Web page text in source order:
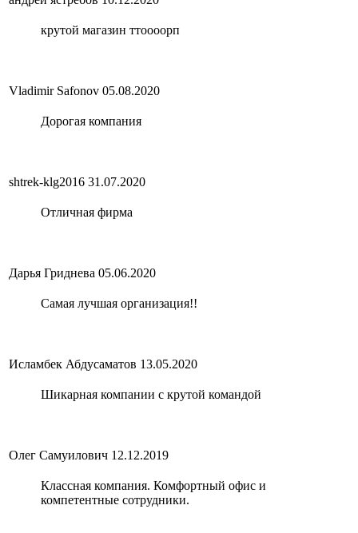
крутой магазин ттоооорп
Vladimir Safonov 05.08.2020
Дорогая компания
shtrek-klg2016 31.07.2020
Отличная фирма
Дарья Гриднева 05.06.2020
Самая лучшая организация!!
Исламбек Абдусаматов 13.05.2020
Шикарная компании с крутой командой
Олег Самуилович 12.12.2019
Классная компания. Комфортный офис и
компетентные сотрудники.